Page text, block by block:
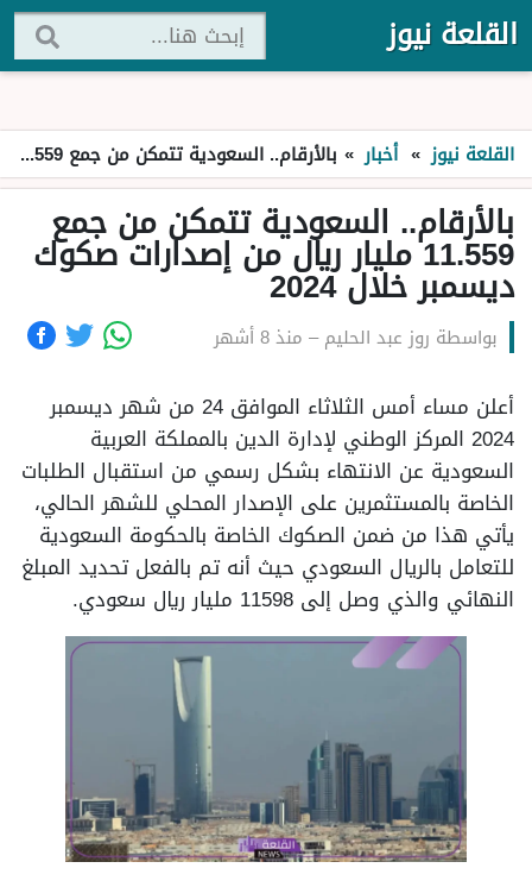
القلعة نيوز
القلعة نيوز » أخبار » بالأرقام.. السعودية تتمكن من جمع 11.559 مليار ريال من إصدارات صكوك ديسمبر خلال 2024
بالأرقام.. السعودية تتمكن من جمع
11.559 مليار ريال من إصدارات صكوك
ديسمبر خلال 2024
بواسطة روز عبد الحليم– منذ 8 أشهر
أعلن مساء أمس الثلاثاء الموافق 24 من شهر ديسمبر
2024 المركز الوطني لإدارة الدين بالمملكة العربية
السعودية عن الانتهاء بشكل رسمي من استقبال الطلبات
الخاصة بالمستثمرين على الإصدار المحلي للشهر الحالي،
يأتي هذا من ضمن الصكوك الخاصة بالحكومة السعودية
للتعامل بالريال السعودي حيث أنه تم بالفعل تحديد المبلغ
النهائي والذي وصل إلى 11598 مليار ريال سعودي.